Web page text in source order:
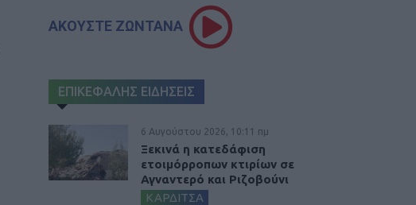
ΑΚΟΥΣΤΕ ΖΩΝΤΑΝΑ
ΕΠΙΚΕΦΑΛΗΣ ΕΙΔΗΣΕΙΣ
6 Αυγούστου 2026, 10:11 πμ
Ξεκινά η κατεδάφιση
ετοιμόρροπων κτιρίων σε
Αγναντερό και Ριζοβούνι
ΚΑΡΔΙΤΣΑ